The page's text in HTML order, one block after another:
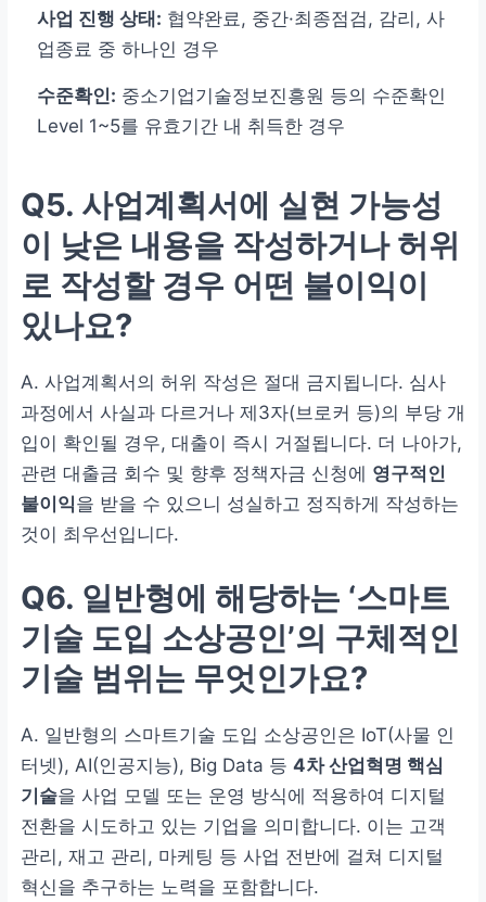
사업 진행 상태: 협약완료, 중간·최종점검, 감리, 사
업종료 중 하나인 경우
수준확인: 중소기업기술정보진흥원 등의 수준확인
Level 1~5를 유효기간 내 취득한 경우
Q5. 사업계획서에 실현 가능성
이 낮은 내용을 작성하거나 허위
로 작성할 경우 어떤 불이익이
있나요?
A. 사업계획서의 허위 작성은 절대 금지됩니다. 심사
과정에서 사실과 다르거나 제3자(브로커 등)의 부당 개
입이 확인될 경우, 대출이 즉시 거절됩니다. 더 나아가,
관련 대출금 회수 및 향후 정책자금 신청에 영구적인
불이익을 받을 수 있으니 성실하고 정직하게 작성하는
것이 최우선입니다.
Q6. 일반형에 해당하는 ‘스마트
기술 도입 소상공인’의 구체적인
기술 범위는 무엇인가요?
A. 일반형의 스마트기술 도입 소상공인은 IoT(사물 인
터넷), AI(인공지능), Big Data 등 4차 산업혁명 핵심
기술을 사업 모델 또는 운영 방식에 적용하여 디지털
전환을 시도하고 있는 기업을 의미합니다. 이는 고객
관리, 재고 관리, 마케팅 등 사업 전반에 걸쳐 디지털
혁신을 추구하는 노력을 포함합니다.